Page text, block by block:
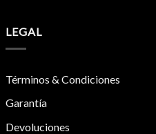
LEGAL
Términos & Condiciones
Garantía
Devoluciones